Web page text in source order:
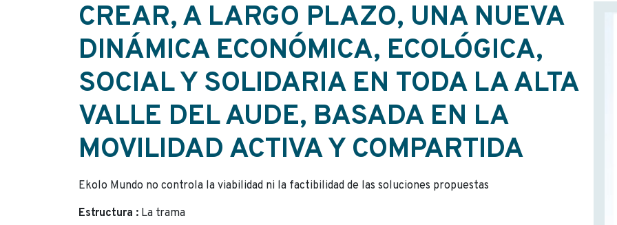
CREAR, A LARGO PLAZO, UNA NUEVA
DINÁMICA ECONÓMICA, ECOLÓGICA,
SOCIAL Y SOLIDARIA EN TODA LA ALTA
VALLE DEL AUDE, BASADA EN LA
MOVILIDAD ACTIVA Y COMPARTIDA
Ekolo Mundo no controla la viabilidad ni la factibilidad de las soluciones propuestas
Estructura : La trama